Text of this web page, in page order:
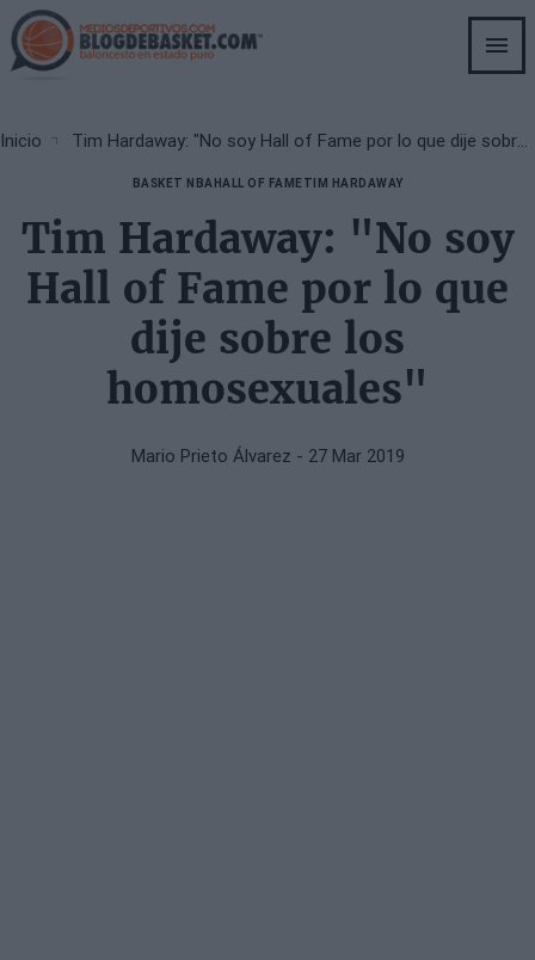
Skip
to
main
Breadcrumb
Inicio Tim Hardaway: "No soy Hall of Fame por lo que dije sobre los homosexuales"
BASKET NBA HALL OF FAMETIM HARDAWAY
Tim Hardaway: "No soy
Hall of Fame por lo que
dije sobre los
homosexuales"
Mario Prieto Álvarez - 27 Mar 2019